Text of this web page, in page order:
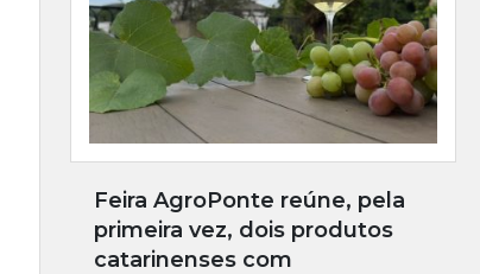
Feira AgroPonte reúne, pela
primeira vez, dois produtos
catarinenses com